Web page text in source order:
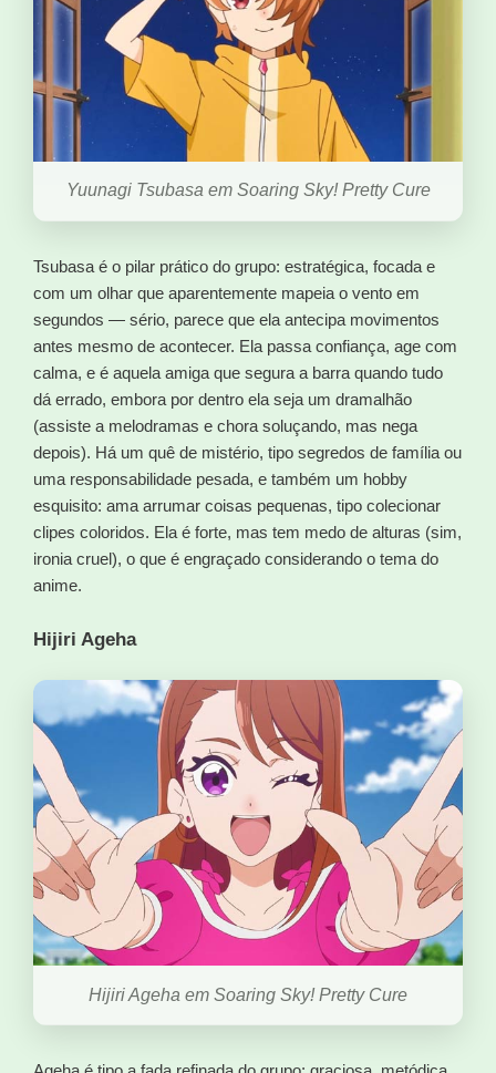
Yuunagi Tsubasa em Soaring Sky! Pretty Cure
Tsubasa é o pilar prático do grupo: estratégica, focada e
com um olhar que aparentemente mapeia o vento em
segundos — sério, parece que ela antecipa movimentos
antes mesmo de acontecer. Ela passa confiança, age com
calma, e é aquela amiga que segura a barra quando tudo
dá errado, embora por dentro ela seja um dramalhão
(assiste a melodramas e chora soluçando, mas nega
depois). Há um quê de mistério, tipo segredos de família ou
uma responsabilidade pesada, e também um hobby
esquisito: ama arrumar coisas pequenas, tipo colecionar
clipes coloridos. Ela é forte, mas tem medo de alturas (sim,
ironia cruel), o que é engraçado considerando o tema do
anime.
Hijiri Ageha
Hijiri Ageha em Soaring Sky! Pretty Cure